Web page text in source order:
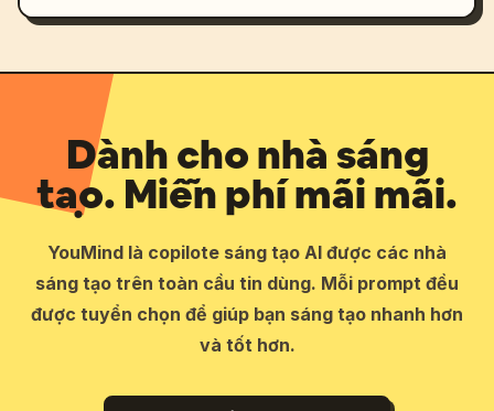
Dành cho nhà sáng
tạo. Miễn phí mãi mãi.
YouMind là copilote sáng tạo AI được các nhà
sáng tạo trên toàn cầu tin dùng. Mỗi prompt đều
được tuyển chọn để giúp bạn sáng tạo nhanh hơn
và tốt hơn.